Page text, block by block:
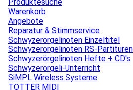
Produktesuche
Warenkorb
Angebote
Reparatur & Stimmservice
Schwyzerörgelinoten Einzeltitel
Schwyzerörgelinoten RS-Partituren
Schwyzerörgelinoten Hefte + CD's
Schwyzerörgeli-Unterricht
SiMPL Wireless Systeme
TOTTER MIDI